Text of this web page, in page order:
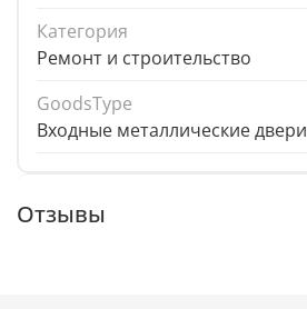
Категория
Ремонт и строительство
GoodsType
Входные металлические двери
Отзывы